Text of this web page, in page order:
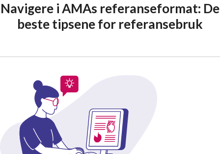
Navigere i AMAs referanseformat: De
beste tipsene for referansebruk